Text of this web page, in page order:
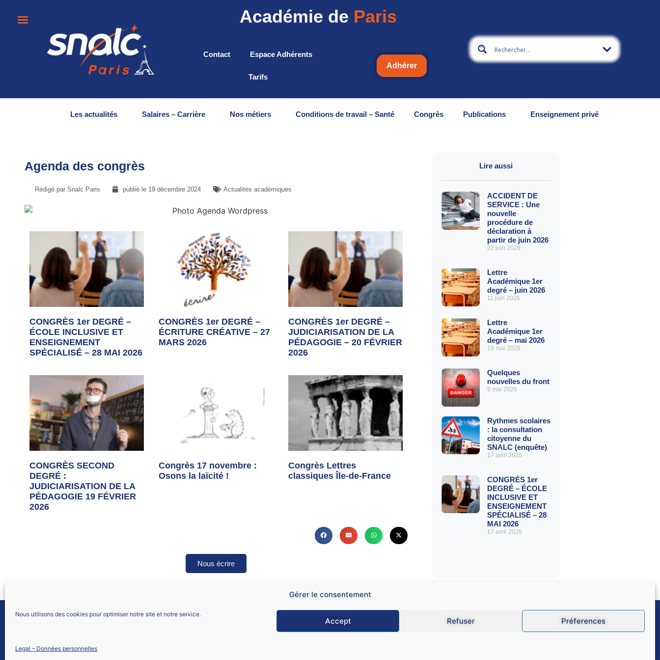
Gérer le consentement
Nous utilisons des cookies pour optimiser notre site et notre service.
Accept Refuser Préferences
Legal – Données personnelles
Académie de Paris
Contact Espace Adhérents
Tarifs
Adhérer
Les actualités Salaires – Carrière Nos métiers Conditions de travail – Santé Congrès Publications Enseignement privé
Agenda des congrès
Rédigé par Snalc Paris publié le 19 décembre 2024 Actualités académiques
CONGRÈS 1er DEGRÉ –
ÉCOLE INCLUSIVE ET
ENSEIGNEMENT
SPÉCIALISÉ – 28 MAI 2026
CONGRÈS 1er DEGRÉ –
ÉCRITURE CRÉATIVE – 27
MARS 2026
CONGRÈS 1er DEGRÉ –
JUDICIARISATION DE LA
PÉDAGOGIE – 20 FÉVRIER
2026
CONGRÈS SECOND
DEGRÉ :
JUDICIARISATION DE LA
PÉDAGOGIE 19 FÉVRIER
2026
Congrès 17 novembre :
Osons la laïcité !
Congrès Lettres
classiques Île-de-France
Nous écrire
Lire aussi
ACCIDENT DE
SERVICE : Une
nouvelle
procédure de
déclaration à
partir de juin 2026
22 juin 2026
Lettre
Académique 1er
degré – juin 2026
11 juin 2026
Lettre
Académique 1er
degré – mai 2026
19 mai 2026
Quelques
nouvelles du front
9 mai 2026
Rythmes scolaires
: la consultation
citoyenne du
SNALC (enquête)
17 avril 2026
CONGRÈS 1er
DEGRÉ – ÉCOLE
INCLUSIVE ET
ENSEIGNEMENT
SPÉCIALISÉ – 28
MAI 2026
17 avril 2026
Nous contacter